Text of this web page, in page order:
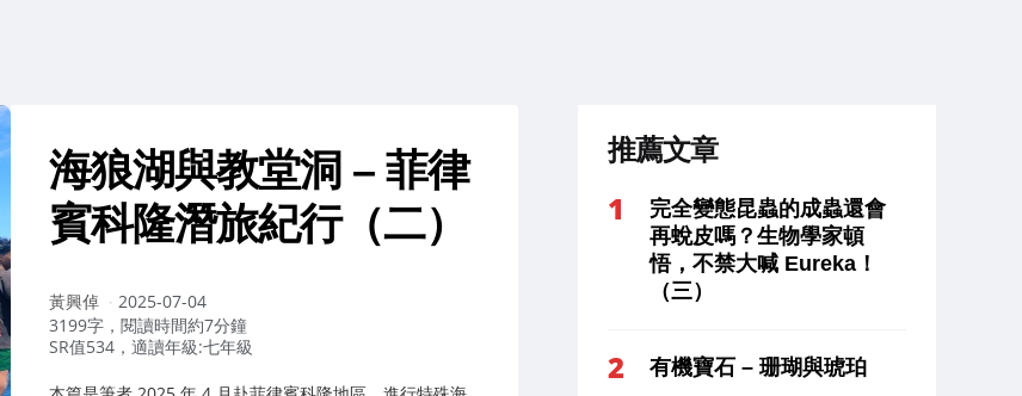
海狼湖與教堂洞 – 菲律
賓科隆潛旅紀行（二）
作
者：
黃興倬
2025-07-04
3199字，閱讀時間約7分鐘
SR值534，適讀年級:七年級
推薦文章
完全變態昆蟲的成蟲還會
再蛻皮嗎？生物學家頓
悟，不禁大喊 Eureka！
（三）
有機寶石 – 珊瑚與琥珀